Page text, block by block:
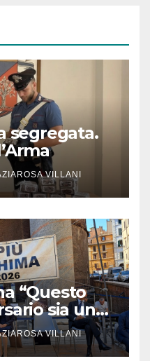
segregata.
VILLANI
“Questo
sia un
VILLANI